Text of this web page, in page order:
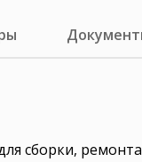
сборки,